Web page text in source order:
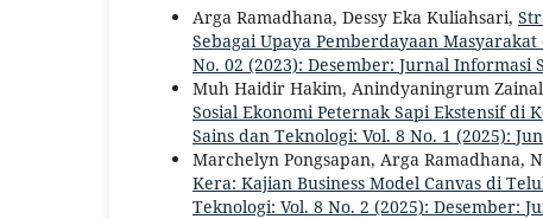
Arga Ramadhana, Dessy Eka Kuliahsari,
Sebagai Upaya Pemberdayaan
No. 02 (2023): Desember: Jurnal Informasi
Muh Haidir Hakim, Anindyaningrum
Sosial Ekonomi Peternak Sapi Ekstensif di
Sains dan Teknologi: Vol. 8 No. 1 (2025):
Marchelyn Pongsapan, Arga Ramadhana,
Kera: Kajian Business Model Canvas di
Teknologi: Vol. 8 No. 2 (2025): Desember: